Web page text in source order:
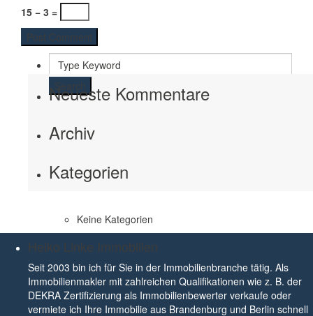
15 − 3 =
Search
Neueste Kommentare
Archiv
Kategorien
Keine Kategorien
Heiko Linke Immobilien
Seit 2003 bin ich für Sie in der Immobilienbranche tätig. Als
Immobilienmakler mit zahlreichen Qualifikationen wie z. B. der
DEKRA Zertifizierung als Immobilienbewerter verkaufe oder
vermiete ich Ihre Immobilie aus Brandenburg und Berlin schnell